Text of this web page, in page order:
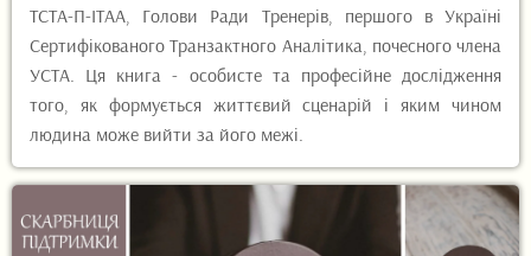
ТСТА-П-ІТАА, Голови Ради Тренерів, першого в Україні
Сертифікованого Транзактного Аналітика, почесного члена
УСТА. Ця книга - особисте та професійне дослідження
того, як формується життєвий сценарій і яким чином
людина може вийти за його межі.